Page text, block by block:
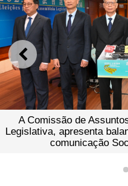
ANTERIOR
A Comissão de
Legislativa, apresenta
comunicação
1